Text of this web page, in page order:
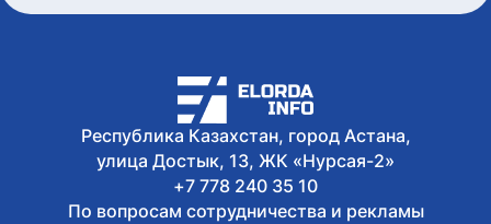
В Астане прошел творческий вечер ко
дню рождения Абая
Сегодня, 16:00
В Астане около 150 юных художников
одновременно создали портреты Абая
Республика Казахстан, город Астана,
улица Достык, 13, ЖК «Нурсая-2»
+7 778 240 35 10
По вопросам сотрудничества и рекламы